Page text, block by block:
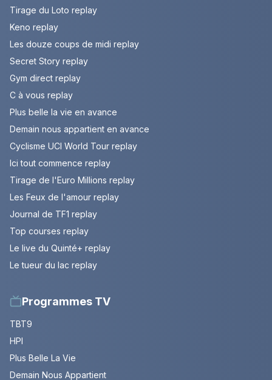
Tirage du Loto replay
Keno replay
Les douze coups de midi replay
Secret Story replay
Gym direct replay
C à vous replay
Plus belle la vie en avance
Demain nous appartient en avance
Cyclisme UCI World Tour replay
Ici tout commence replay
Tirage de l'Euro Millions replay
Les Feux de l'amour replay
Journal de TF1 replay
Top courses replay
Le live du Quinté+ replay
Le tueur du lac replay
Programmes TV
TBT9
HPI
Plus Belle La Vie
Demain Nous Appartient